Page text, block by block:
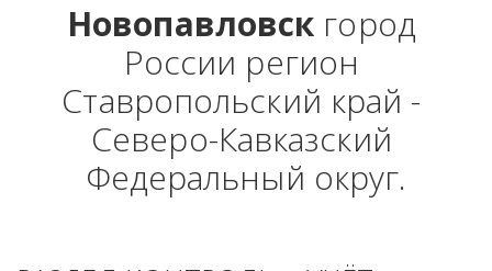
Новопавловск город
России регион
Ставропольский край -
Северо-Кавказский
Федеральный округ.